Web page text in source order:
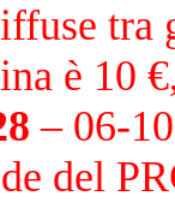
tra
è 10
– 06-
del